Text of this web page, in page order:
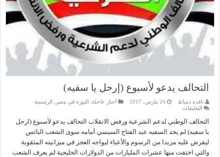
التحالف يدعو لأسبوع (إرحل يا سفيه)
نافذه دمياط 24 مارس، 2017 أخبار عاجلة الثورة في مصر
الرئيسية
التعليقاتعلى
يدعو
لأسبوع
(إرحل
سفيه)
مغلقة
التحالف الوطني لدعم الشرعية ورفض الانقلاب التحالف يدعو لأسبوع (ارحل
يا سفيه) لم يجد السفيه عبد الفتاح السيسي أمامه سوى الشعب البائس
ليفرض عليه مزيدا من الرسوم والأعباء ليواجه العجز في ميزانيته المثقوبة
والتي اختفت منها عشرات المليارات من الدولارات الخليجية لم يعرف الشعب